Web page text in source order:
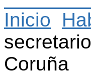
Inicio
Coruña